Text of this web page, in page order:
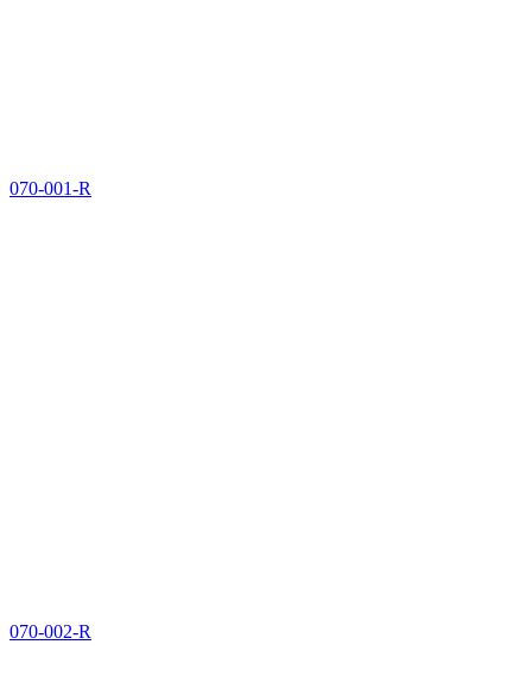
070-001-R
070-002-R